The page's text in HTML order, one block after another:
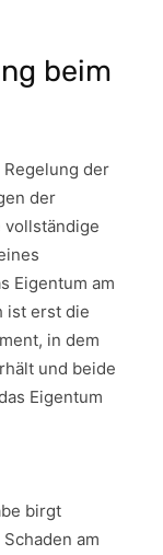
beim
der
der
Eigentum am
ist erst die
in dem
und beide
Eigentum
birgt
am